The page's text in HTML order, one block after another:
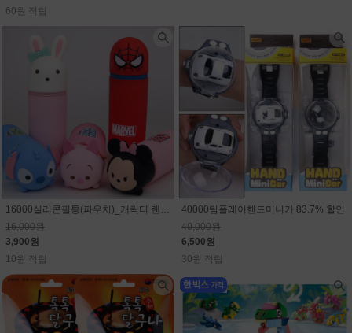
60원 적립
16000실리콘필통(파우치)_캐릭터 랜덤(마블,스티치,디즈니)75.6% 할인
16,000원
3,900원
10원 적립
40000팀플레이핸드미니카 83.7% 할인
40,000원
6,500원
30원 적립